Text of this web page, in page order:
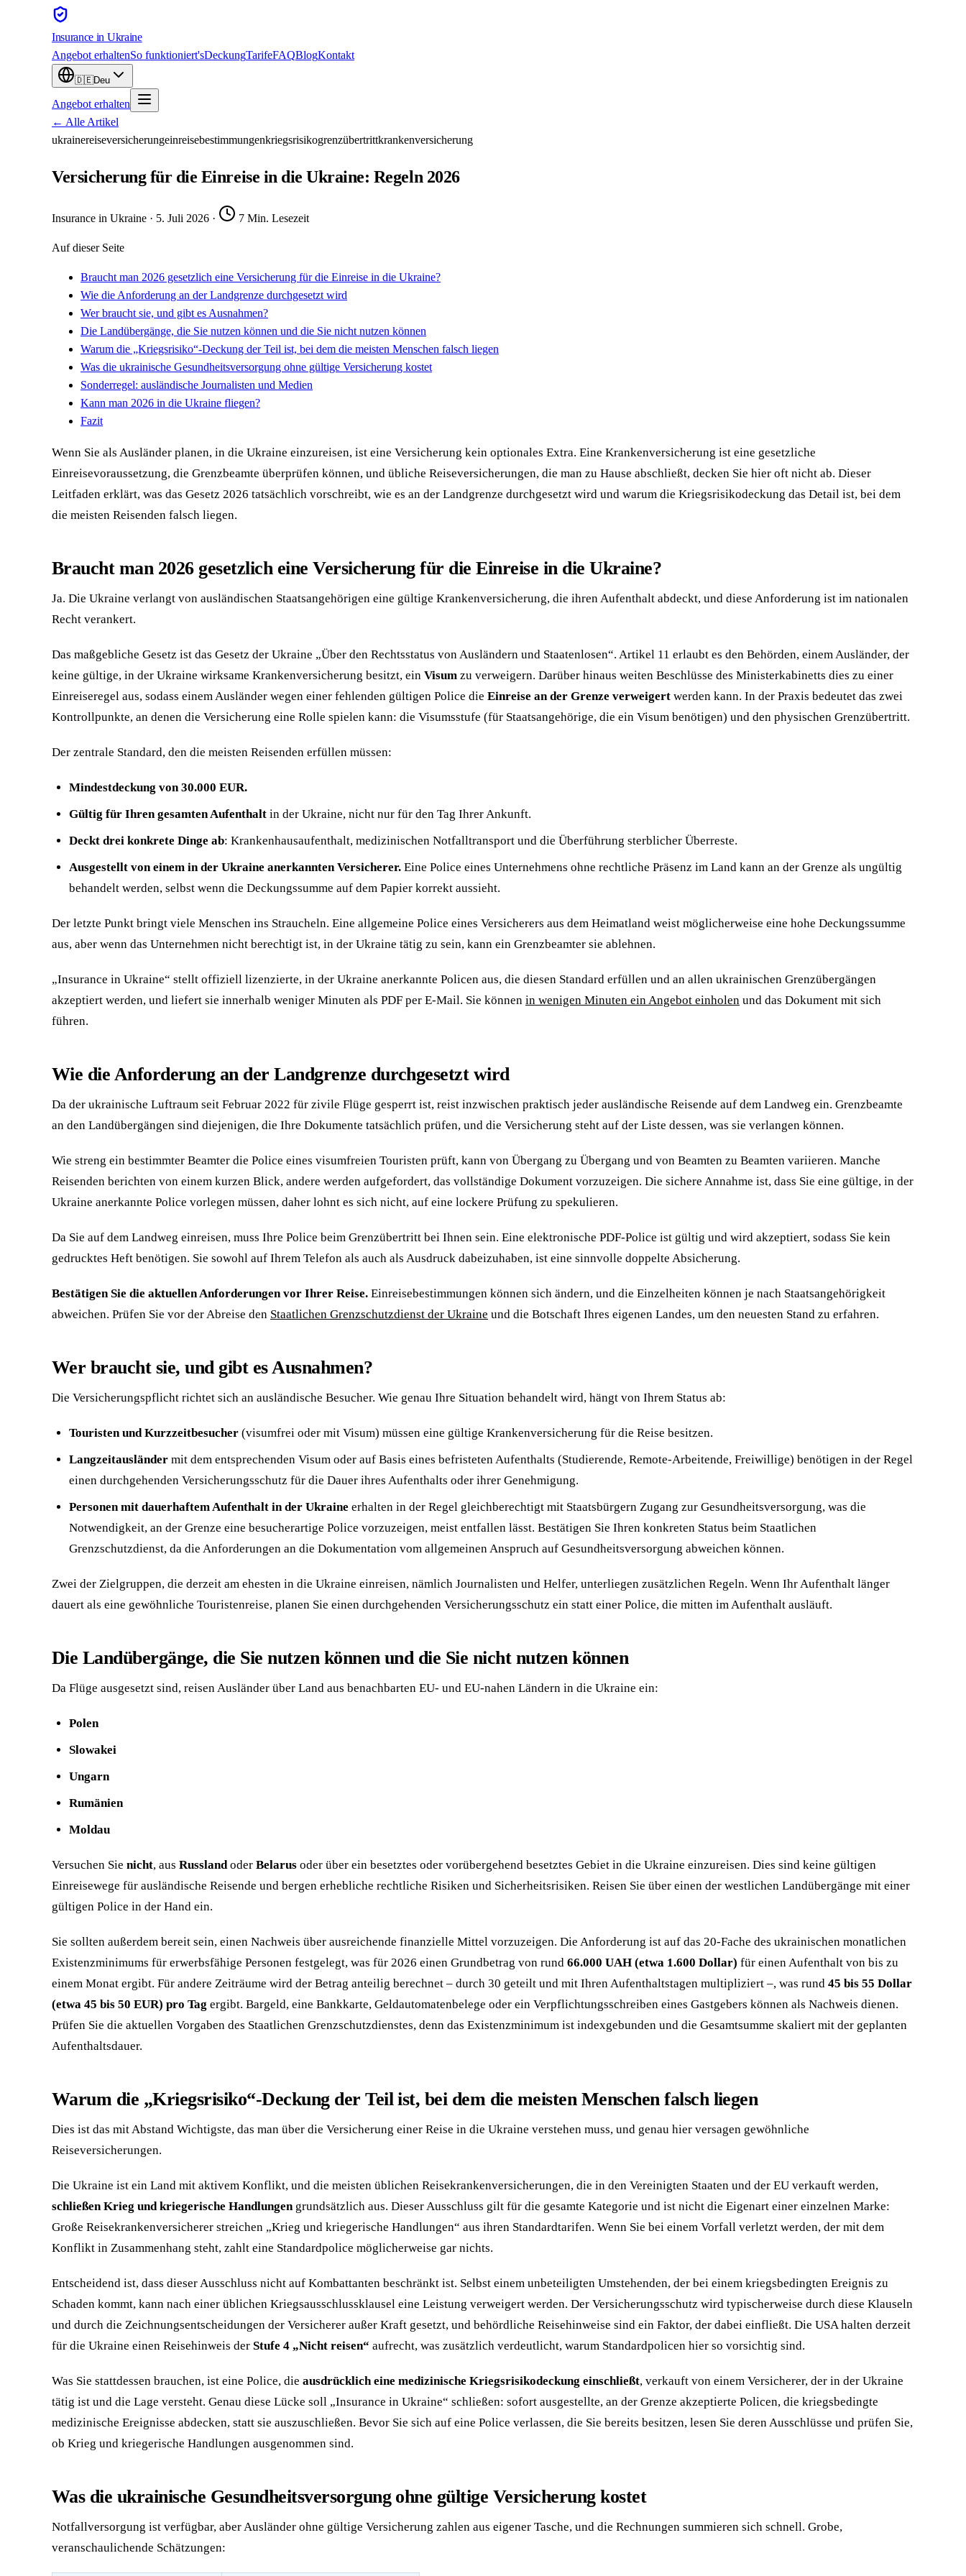
Insurance in Ukraine
Angebot erhaltenSo funktioniert'sDeckungTarifeFAQBlogKontakt
🇩🇪Deu
Angebot erhalten
← Alle Artikel
ukrainereiseversicherungeinreisebestimmungenkriegsrisikogrenzübertrittkrankenversicherung
Versicherung für die Einreise in die Ukraine: Regeln 2026
Insurance in Ukraine · 5. Juli 2026 · 7 Min. Lesezeit
Auf dieser Seite
Braucht man 2026 gesetzlich eine Versicherung für die Einreise in die Ukraine?
Wie die Anforderung an der Landgrenze durchgesetzt wird
Wer braucht sie, und gibt es Ausnahmen?
Die Landübergänge, die Sie nutzen können und die Sie nicht nutzen können
Warum die „Kriegsrisiko“-Deckung der Teil ist, bei dem die meisten Menschen falsch liegen
Was die ukrainische Gesundheitsversorgung ohne gültige Versicherung kostet
Sonderregel: ausländische Journalisten und Medien
Kann man 2026 in die Ukraine fliegen?
Fazit
Wenn Sie als Ausländer planen, in die Ukraine einzureisen, ist eine Versicherung kein optionales Extra. Eine Krankenversicherung ist eine gesetzliche
Einreisevoraussetzung, die Grenzbeamte überprüfen können, und übliche Reiseversicherungen, die man zu Hause abschließt, decken Sie hier oft nicht ab. Dieser
Leitfaden erklärt, was das Gesetz 2026 tatsächlich vorschreibt, wie es an der Landgrenze durchgesetzt wird und warum die Kriegsrisikodeckung das Detail ist, bei dem
die meisten Reisenden falsch liegen.
Braucht man 2026 gesetzlich eine Versicherung für die Einreise in die Ukraine?
Ja. Die Ukraine verlangt von ausländischen Staatsangehörigen eine gültige Krankenversicherung, die ihren Aufenthalt abdeckt, und diese Anforderung ist im nationalen
Recht verankert.
Das maßgebliche Gesetz ist das Gesetz der Ukraine „Über den Rechtsstatus von Ausländern und Staatenlosen“. Artikel 11 erlaubt es den Behörden, einem Ausländer, der
keine gültige, in der Ukraine wirksame Krankenversicherung besitzt, ein Visum zu verweigern. Darüber hinaus weiten Beschlüsse des Ministerkabinetts dies zu einer
Einreiseregel aus, sodass einem Ausländer wegen einer fehlenden gültigen Police die Einreise an der Grenze verweigert werden kann. In der Praxis bedeutet das zwei
Kontrollpunkte, an denen die Versicherung eine Rolle spielen kann: die Visumsstufe (für Staatsangehörige, die ein Visum benötigen) und den physischen Grenzübertritt.
Der zentrale Standard, den die meisten Reisenden erfüllen müssen:
Mindestdeckung von 30.000 EUR.
Gültig für Ihren gesamten Aufenthalt in der Ukraine, nicht nur für den Tag Ihrer Ankunft.
Deckt drei konkrete Dinge ab: Krankenhausaufenthalt, medizinischen Notfalltransport und die Überführung sterblicher Überreste.
Ausgestellt von einem in der Ukraine anerkannten Versicherer. Eine Police eines Unternehmens ohne rechtliche Präsenz im Land kann an der Grenze als ungültig
behandelt werden, selbst wenn die Deckungssumme auf dem Papier korrekt aussieht.
Der letzte Punkt bringt viele Menschen ins Straucheln. Eine allgemeine Police eines Versicherers aus dem Heimatland weist möglicherweise eine hohe Deckungssumme
aus, aber wenn das Unternehmen nicht berechtigt ist, in der Ukraine tätig zu sein, kann ein Grenzbeamter sie ablehnen.
„Insurance in Ukraine“ stellt offiziell lizenzierte, in der Ukraine anerkannte Policen aus, die diesen Standard erfüllen und an allen ukrainischen Grenzübergängen
akzeptiert werden, und liefert sie innerhalb weniger Minuten als PDF per E-Mail. Sie können in wenigen Minuten ein Angebot einholen und das Dokument mit sich
führen.
Wie die Anforderung an der Landgrenze durchgesetzt wird
Da der ukrainische Luftraum seit Februar 2022 für zivile Flüge gesperrt ist, reist inzwischen praktisch jeder ausländische Reisende auf dem Landweg ein. Grenzbeamte
an den Landübergängen sind diejenigen, die Ihre Dokumente tatsächlich prüfen, und die Versicherung steht auf der Liste dessen, was sie verlangen können.
Wie streng ein bestimmter Beamter die Police eines visumfreien Touristen prüft, kann von Übergang zu Übergang und von Beamten zu Beamten variieren. Manche
Reisenden berichten von einem kurzen Blick, andere werden aufgefordert, das vollständige Dokument vorzuzeigen. Die sichere Annahme ist, dass Sie eine gültige, in der
Ukraine anerkannte Police vorlegen müssen, daher lohnt es sich nicht, auf eine lockere Prüfung zu spekulieren.
Da Sie auf dem Landweg einreisen, muss Ihre Police beim Grenzübertritt bei Ihnen sein. Eine elektronische PDF-Police ist gültig und wird akzeptiert, sodass Sie kein
gedrucktes Heft benötigen. Sie sowohl auf Ihrem Telefon als auch als Ausdruck dabeizuhaben, ist eine sinnvolle doppelte Absicherung.
Bestätigen Sie die aktuellen Anforderungen vor Ihrer Reise. Einreisebestimmungen können sich ändern, und die Einzelheiten können je nach Staatsangehörigkeit
abweichen. Prüfen Sie vor der Abreise den Staatlichen Grenzschutzdienst der Ukraine und die Botschaft Ihres eigenen Landes, um den neuesten Stand zu erfahren.
Wer braucht sie, und gibt es Ausnahmen?
Die Versicherungspflicht richtet sich an ausländische Besucher. Wie genau Ihre Situation behandelt wird, hängt von Ihrem Status ab:
Touristen und Kurzzeitbesucher (visumfrei oder mit Visum) müssen eine gültige Krankenversicherung für die Reise besitzen.
Langzeitausländer mit dem entsprechenden Visum oder auf Basis eines befristeten Aufenthalts (Studierende, Remote-Arbeitende, Freiwillige) benötigen in der Regel
einen durchgehenden Versicherungsschutz für die Dauer ihres Aufenthalts oder ihrer Genehmigung.
Personen mit dauerhaftem Aufenthalt in der Ukraine erhalten in der Regel gleichberechtigt mit Staatsbürgern Zugang zur Gesundheitsversorgung, was die
Notwendigkeit, an der Grenze eine besucherartige Police vorzuzeigen, meist entfallen lässt. Bestätigen Sie Ihren konkreten Status beim Staatlichen
Grenzschutzdienst, da die Anforderungen an die Dokumentation vom allgemeinen Anspruch auf Gesundheitsversorgung abweichen können.
Zwei der Zielgruppen, die derzeit am ehesten in die Ukraine einreisen, nämlich Journalisten und Helfer, unterliegen zusätzlichen Regeln. Wenn Ihr Aufenthalt länger
dauert als eine gewöhnliche Touristenreise, planen Sie einen durchgehenden Versicherungsschutz ein statt einer Police, die mitten im Aufenthalt ausläuft.
Die Landübergänge, die Sie nutzen können und die Sie nicht nutzen können
Da Flüge ausgesetzt sind, reisen Ausländer über Land aus benachbarten EU- und EU-nahen Ländern in die Ukraine ein:
Polen
Slowakei
Ungarn
Rumänien
Moldau
Versuchen Sie nicht, aus Russlandoder Belarus oder über ein besetztes oder vorübergehend besetztes Gebiet in die Ukraine einzureisen. Dies sind keine gültigen
Einreisewege für ausländische Reisende und bergen erhebliche rechtliche Risiken und Sicherheitsrisiken. Reisen Sie über einen der westlichen Landübergänge mit einer
gültigen Police in der Hand ein.
Sie sollten außerdem bereit sein, einen Nachweis über ausreichende finanzielle Mittel vorzuzeigen. Die Anforderung ist auf das 20-Fache des ukrainischen monatlichen
Existenzminimums für erwerbsfähige Personen festgelegt, was für 2026 einen Grundbetrag von rund 66.000 UAH (etwa 1.600 Dollar) für einen Aufenthalt von bis zu
einem Monat ergibt. Für andere Zeiträume wird der Betrag anteilig berechnet – durch 30 geteilt und mit Ihren Aufenthaltstagen multipliziert –, was rund 45 bis 55 Dollar
(etwa 45 bis 50 EUR) pro Tag ergibt. Bargeld, eine Bankkarte, Geldautomatenbelege oder ein Verpflichtungsschreiben eines Gastgebers können als Nachweis dienen.
Prüfen Sie die aktuellen Vorgaben des Staatlichen Grenzschutzdienstes, denn das Existenzminimum ist indexgebunden und die Gesamtsumme skaliert mit der geplanten
Aufenthaltsdauer.
Warum die „Kriegsrisiko“-Deckung der Teil ist, bei dem die meisten Menschen falsch liegen
Dies ist das mit Abstand Wichtigste, das man über die Versicherung einer Reise in die Ukraine verstehen muss, und genau hier versagen gewöhnliche
Reiseversicherungen.
Die Ukraine ist ein Land mit aktivem Konflikt, und die meisten üblichen Reisekrankenversicherungen, die in den Vereinigten Staaten und der EU verkauft werden,
schließen Krieg und kriegerische Handlungengrundsätzlich aus. Dieser Ausschluss gilt für die gesamte Kategorie und ist nicht die Eigenart einer einzelnen Marke:
Große Reisekrankenversicherer streichen „Krieg und kriegerische Handlungen“ aus ihren Standardtarifen. Wenn Sie bei einem Vorfall verletzt werden, der mit dem
Konflikt in Zusammenhang steht, zahlt eine Standardpolice möglicherweise gar nichts.
Entscheidend ist, dass dieser Ausschluss nicht auf Kombattanten beschränkt ist. Selbst einem unbeteiligten Umstehenden, der bei einem kriegsbedingten Ereignis zu
Schaden kommt, kann nach einer üblichen Kriegsausschlussklausel eine Leistung verweigert werden. Der Versicherungsschutz wird typischerweise durch diese Klauseln
und durch die Zeichnungsentscheidungen der Versicherer außer Kraft gesetzt, und behördliche Reisehinweise sind ein Faktor, der dabei einfließt. Die USA halten derzeit
für die Ukraine einen Reisehinweis der Stufe 4 „Nicht reisen“ aufrecht, was zusätzlich verdeutlicht, warum Standardpolicen hier so vorsichtig sind.
Was Sie stattdessen brauchen, ist eine Police, die ausdrücklich eine medizinische Kriegsrisikodeckung einschließt, verkauft von einem Versicherer, der in der Ukraine
tätig ist und die Lage versteht. Genau diese Lücke soll „Insurance in Ukraine“ schließen: sofort ausgestellte, an der Grenze akzeptierte Policen, die kriegsbedingte
medizinische Ereignisse abdecken, statt sie auszuschließen. Bevor Sie sich auf eine Police verlassen, die Sie bereits besitzen, lesen Sie deren Ausschlüsse und prüfen Sie,
ob Krieg und kriegerische Handlungen ausgenommen sind.
Was die ukrainische Gesundheitsversorgung ohne gültige Versicherung kostet
Notfallversorgung ist verfügbar, aber Ausländer ohne gültige Versicherung zahlen aus eigener Tasche, und die Rechnungen summieren sich schnell. Grobe,
veranschaulichende Schätzungen: